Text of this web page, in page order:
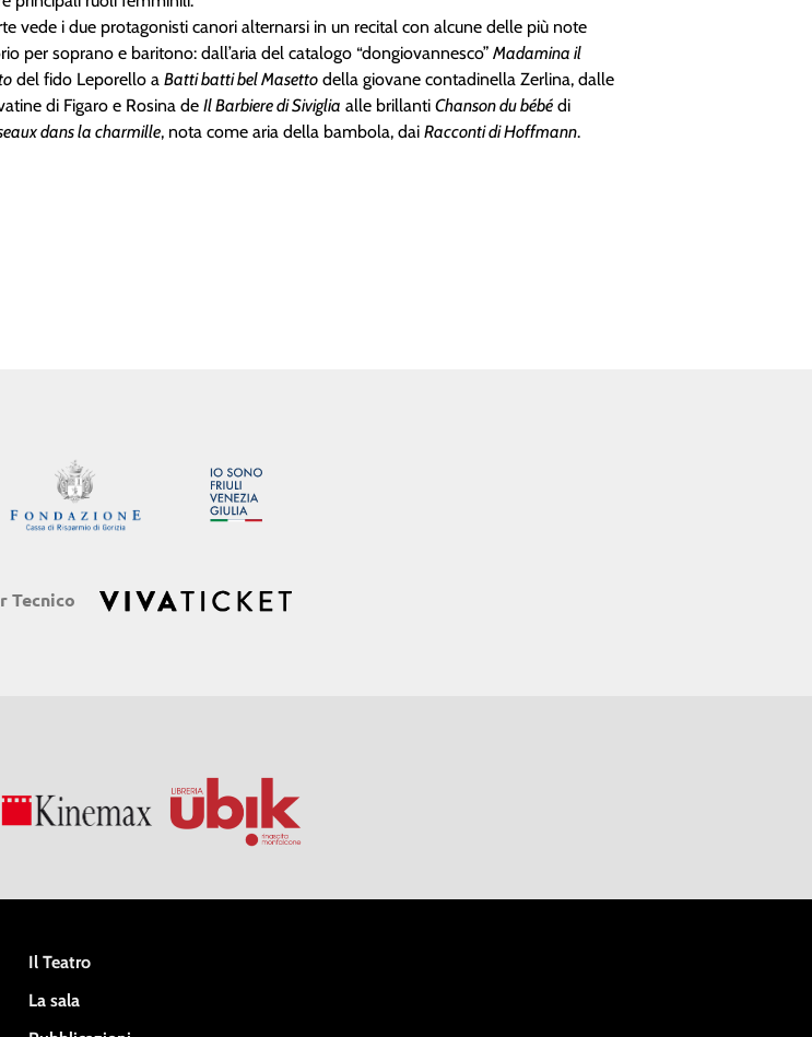
vede i due protagonisti canori alternarsi in un recital con alcune delle più note
per soprano e baritono: dall’aria del catalogo “dongiovannesco” Madamina il
del fido Leporello aBatti batti bel Masetto della giovane contadinella Zerlina, dalle
di Figaro e Rosina deIl Barbiere di Siviglia alle brillantiChanson du bébé di
dans la charmille, nota come aria della bambola, daiRacconti di Hoffmann.
Tecnico
Il Teatro
La sala